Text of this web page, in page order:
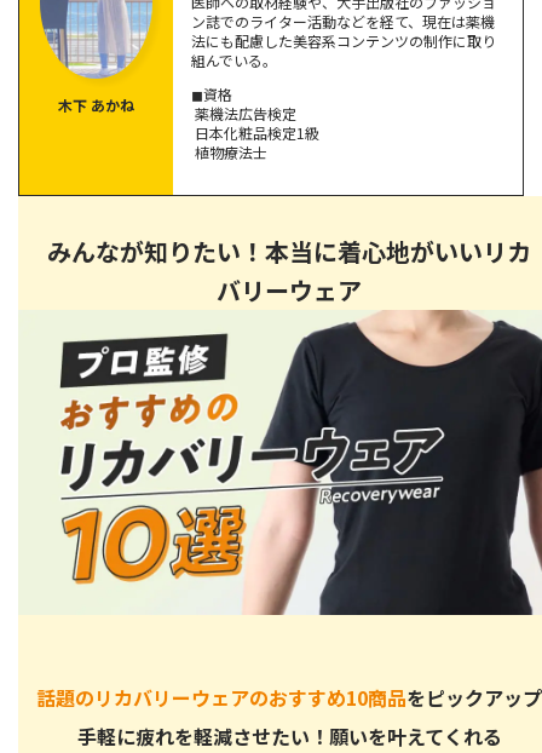
リライブシャツ｜リカバリーウェア
ワコール リラックス＆スリープ
Luanna Jena パジャマ
パジャマ工房 オーガニックコットンパジャマ
睡眠環境をサポートするパジャマの購入に関するよくある質
パジャマは毎日洗うべき？
夏・冬で同じパジャマは使える？
リカバリーウェアはパジャマ代わりになる？
まとめ｜睡眠の質を上げるパジャマは「蒸れ・締め付け・体
温調整」が大事。自分に合う1着を選ぼう
木下 あかね
ン誌でのライター活動などを経て、現在は薬機
法にも配慮した美容系コンテンツの制作に取り
組んでいる。
◼︎資格
薬機法広告検定
日本化粧品検定1級
植物療法士
みんなが知りたい！本当に着心地がいいリカ
バリーウェア
話題のリカバリーウェアのおすすめ10商品をピックアップ
手軽に疲れを軽減させたい！願いを叶えてくれる